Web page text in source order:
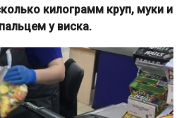
килограмм круп, муки и
у виска.